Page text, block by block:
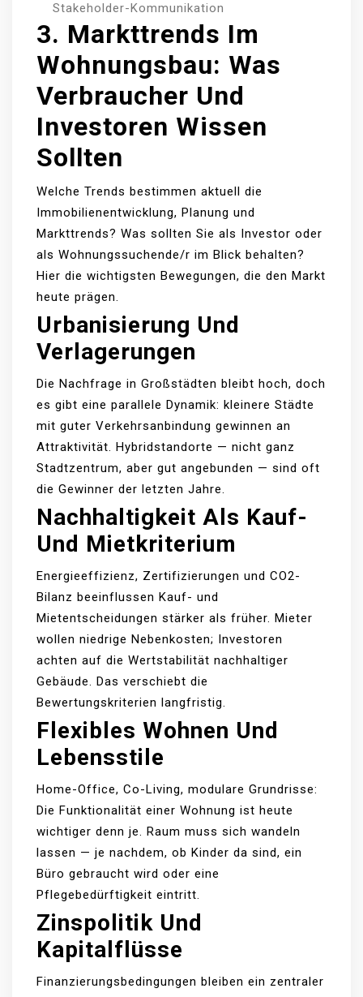
Stakeholder-Kommunikation
3. Markttrends Im
Wohnungsbau: Was
Verbraucher Und
Investoren Wissen
Sollten
Welche Trends bestimmen aktuell die
Immobilienentwicklung, Planung und
Markttrends? Was sollten Sie als Investor oder
als Wohnungssuchende/r im Blick behalten?
Hier die wichtigsten Bewegungen, die den Markt
heute prägen.
Urbanisierung Und
Verlagerungen
Die Nachfrage in Großstädten bleibt hoch, doch
es gibt eine parallele Dynamik: kleinere Städte
mit guter Verkehrsanbindung gewinnen an
Attraktivität. Hybridstandorte — nicht ganz
Stadtzentrum, aber gut angebunden — sind oft
die Gewinner der letzten Jahre.
Nachhaltigkeit Als Kauf-
Und Mietkriterium
Energieeffizienz, Zertifizierungen und CO2-
Bilanz beeinflussen Kauf- und
Mietentscheidungen stärker als früher. Mieter
wollen niedrige Nebenkosten; Investoren
achten auf die Wertstabilität nachhaltiger
Gebäude. Das verschiebt die
Bewertungskriterien langfristig.
Flexibles Wohnen Und
Lebensstile
Home-Office, Co-Living, modulare Grundrisse:
Die Funktionalität einer Wohnung ist heute
wichtiger denn je. Raum muss sich wandeln
lassen — je nachdem, ob Kinder da sind, ein
Büro gebraucht wird oder eine
Pflegebedürftigkeit eintritt.
Zinspolitik Und
Kapitalflüsse
Finanzierungsbedingungen bleiben ein zentraler